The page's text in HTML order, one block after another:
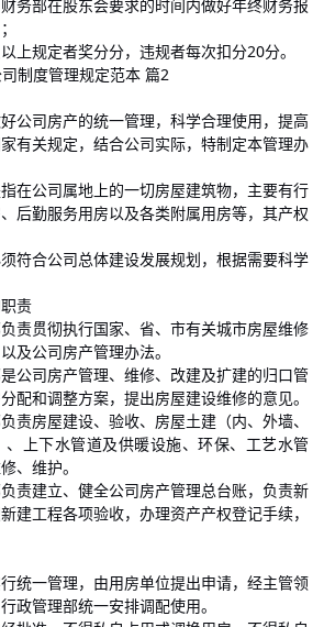
部在股东会要求的时间内做好年终财务报
规定者奖分分，违规者每次扣分20分。
制度管理规定范本 篇2
司房产的统一管理，科学合理使用，提高
有关规定，结合公司实际，特制定本管理办
公司属地上的一切房屋建筑物，主要有行
后勤服务用房以及各类附属用房等，其产权
合公司总体建设发展规划，根据需要科学
责
贯彻执行国家、省、市有关城市房屋维修
及公司房产管理办法。
司房产管理、维修、改建及扩建的归口管
配和调整方案，提出房屋建设维修的意见。
房屋建设、验收、房屋土建（内、外墙、
上下水管道及供暖设施、环保、工艺水管
、维护。
建立、健全公司房产管理总台账，负责新
建工程各项验收，办理资产产权登记手续，
一管理，由用房单位提出申请，经主管领
政管理部统一安排调配使用。